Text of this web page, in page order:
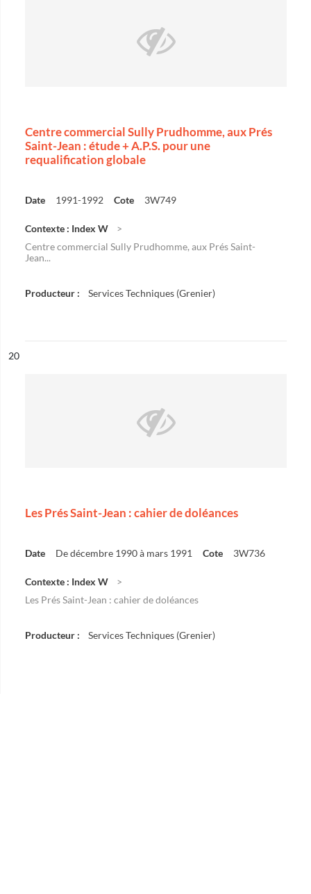
Centre commercial Sully Prudhomme, aux Prés
Saint-Jean : étude + A.P.S. pour une
requalification globale
Date 1991-1992 Cote 3W749
Contexte : Index W
Centre commercial Sully Prudhomme, aux Prés Saint-
Jean...
Producteur : Services Techniques (Grenier)
n°
20
Les Prés Saint-Jean : cahier de doléances
Date De décembre 1990 à mars 1991 Cote 3W736
Contexte : Index W
Les Prés Saint-Jean : cahier de doléances
Producteur : Services Techniques (Grenier)